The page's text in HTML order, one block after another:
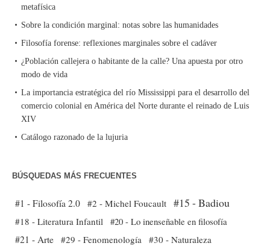
metafísica
Sobre la condición marginal: notas sobre las humanidades
Filosofía forense: reflexiones marginales sobre el cadáver
¿Población callejera o habitante de la calle? Una apuesta por otro
modo de vida
La importancia estratégica del río Mississippi para el desarrollo del
comercio colonial en América del Norte durante el reinado de Luis
XIV
Catálogo razonado de la lujuria
BÚSQUEDAS MÁS FRECUENTES
#1 - Filosofía 2.0 #2 - Michel Foucault #15 - Badiou
#18 - Literatura Infantil #20 - Lo inenseñable en filosofía
#21 - Arte #29 - Fenomenología
#30 - Naturaleza